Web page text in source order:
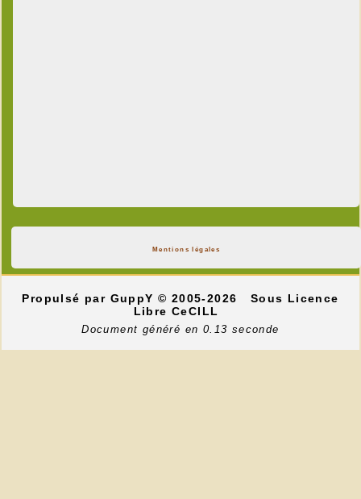
Mentions légales
Propulsé par GuppY© 2005-2026
Sous Licence
Libre CeCILL
Document généré en 0.13 seconde